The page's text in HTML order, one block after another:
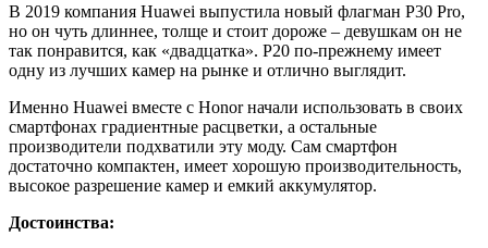
В 2019 компания Huawei выпустила новый флагман P30 Pro,
но он чуть длиннее, толще и стоит дороже – девушкам он не
так понравится, как «двадцатка». P20 по-прежнему имеет
одну из лучших камер на рынке и отлично выглядит.
Именно Huawei вместе с Honor начали использовать в своих
смартфонах градиентные расцветки, а остальные
производители подхватили эту моду. Сам смартфон
достаточно компактен, имеет хорошую производительность,
высокое разрешение камер и емкий аккумулятор.
Достоинства: